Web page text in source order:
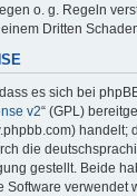
o. g. Regeln
Dritten
es sich bei
v2“ (GPL)
handelt;
die
gestellt. Beide
Software verwendet